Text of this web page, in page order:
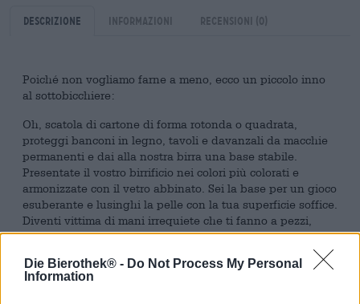
Die Bierothek® - Do Not Process My Personal
Information
Descrizione Informazioni Recensioni (0)
Poiché non vogliamo farne a meno, ecco un piccolo inno
al sottobicchiere:
Oh, scatola di cartone di forma rotonda o quadrata,
proteggi banconi in legno, tavoli e davanzali da macchie
permanenti e dai alla nostra birra una base stabile.
Presentate il vostro birrificio nei colori più colorati e
armonizzate con il vetro abbinato. Sei la base per un gioco
esuberante e lusinghi la pelle con la tua superficie soffice.
Diventi vittima di mani irrequiete che ti fanno a pezzi,
costruiscono case traballanti con te o cercano di utilizzare
un morsetto fisso per aiutarti a fare più capriole, solo per
riprenderti di nuovo. Non dovresti essere mangiato, ma
con il tuo aspetto aggiungi il tocco finale al tuo piacere